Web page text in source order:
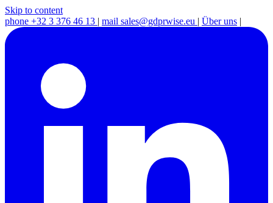
Skip to content
phone +32 3 376 46 13 | mail sales@gdprwise.eu | Über uns |